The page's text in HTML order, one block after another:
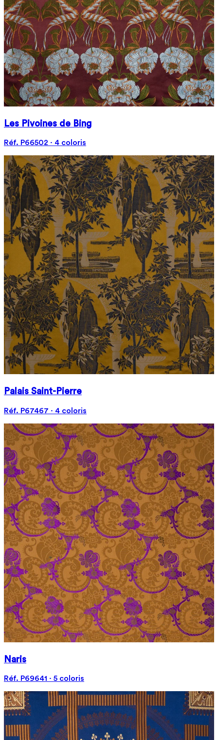
Les Pivoines de Bing
Réf. P66502 · 4 coloris
Palais Saint-Pierre
Réf. P67467 · 4 coloris
Naris
Réf. P69641 · 5 coloris